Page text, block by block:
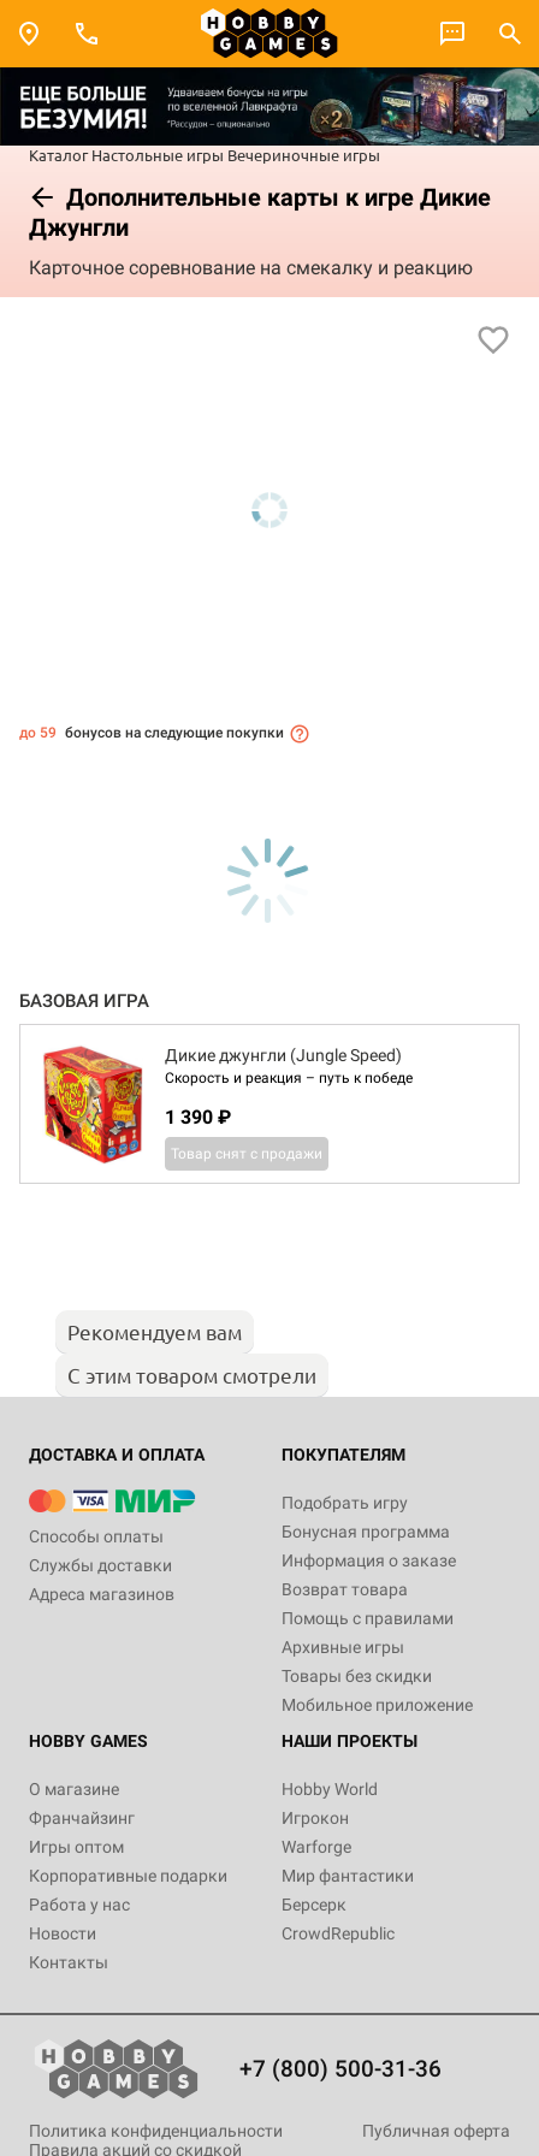
Каталог Настольные игры Вечериночные игры
Дополнительные карты к игре Дикие
Джунгли
Карточное соревнование на смекалку и реакцию
до 59 бонусов на следующие покупки
БАЗОВАЯ ИГРА
Дикие джунгли (Jungle Speed)
Скорость и реакция – путь к победе
1 390 ₽
Товар снят с продажи
Рекомендуем вам
С этим товаром смотрели
ДОСТАВКА И ОПЛАТА
Способы оплаты
Службы доставки
Адреса магазинов
ПОКУПАТЕЛЯМ
Подобрать игру
Бонусная программа
Информация о заказе
Возврат товара
Помощь с правилами
Архивные игры
Товары без скидки
Мобильное приложение
HOBBY GAMES
О магазине
Франчайзинг
Игры оптом
Корпоративные подарки
Работа у нас
Новости
Контакты
НАШИ ПРОЕКТЫ
Hobby World
Игрокон
Warforge
Мир фантастики
Берсерк
CrowdRepublic
+7 (800) 500-31-36
Политика конфиденциальности
Публичная оферта
Правила акций со скидкой